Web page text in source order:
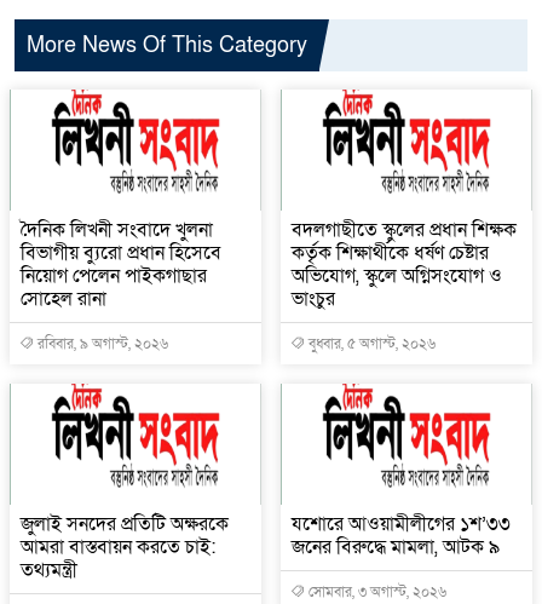
More News Of This Category
দৈনিক লিখনী সংবাদে খুলনা
বিভাগীয় ব্যুরো প্রধান হিসেবে
নিয়োগ পেলেন পাইকগাছার
সোহেল রানা
রবিবার, ৯ অগাস্ট, ২০২৬
বদলগাছীতে স্কুলের প্রধান শিক্ষক
কর্তৃক শিক্ষার্থীকে ধর্ষণ চেষ্টার
অভিযোগ, স্কুলে অগ্নিসংযোগ ও
ভাংচুর
বুধবার, ৫ অগাস্ট, ২০২৬
জুলাই সনদের প্রতিটি অক্ষরকে
আমরা বাস্তবায়ন করতে চাই:
তথ্যমন্ত্রী
যশোরে আওয়ামীলীগের ১শ’৩৩
জনের বিরুদ্ধে মামলা, আটক ৯
সোমবার, ৩ অগাস্ট, ২০২৬